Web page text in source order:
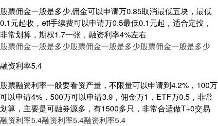
股票佣金一般是多少,佣金可以申请万0.85取消最低五块，最低
0.1元起收，etf手续费可以申请万0.5最低0.1元起，适合定投，
非常划算，期权1.7一张，融资利率4%左右
股票佣金一般是多少股票佣金一般是多少股票佣金一般是多少
融资利率5.4
股票融资利率一般要看资产量，不限量可以申请到4.2%，100万
可以申请4%，500万可以申请3.9，佣金万1，ETF万0.5，非常
划算，主要是可融券源多，有1500多只，非常合适做T+0交易
融资利率5.4融资利率5.4融资利率5.4